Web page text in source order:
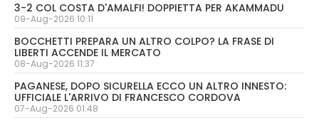
3-2 COL COSTA D'AMALFI! DOPPIETTA PER AKAMMADU
09-Aug-2026 10:11
BOCCHETTI PREPARA UN ALTRO COLPO? LA FRASE DI
LIBERTI ACCENDE IL MERCATO
08-Aug-2026 11:37
PAGANESE, DOPO SICURELLA ECCO UN ALTRO INNESTO:
UFFICIALE L'ARRIVO DI FRANCESCO CORDOVA
07-Aug-2026 01:48